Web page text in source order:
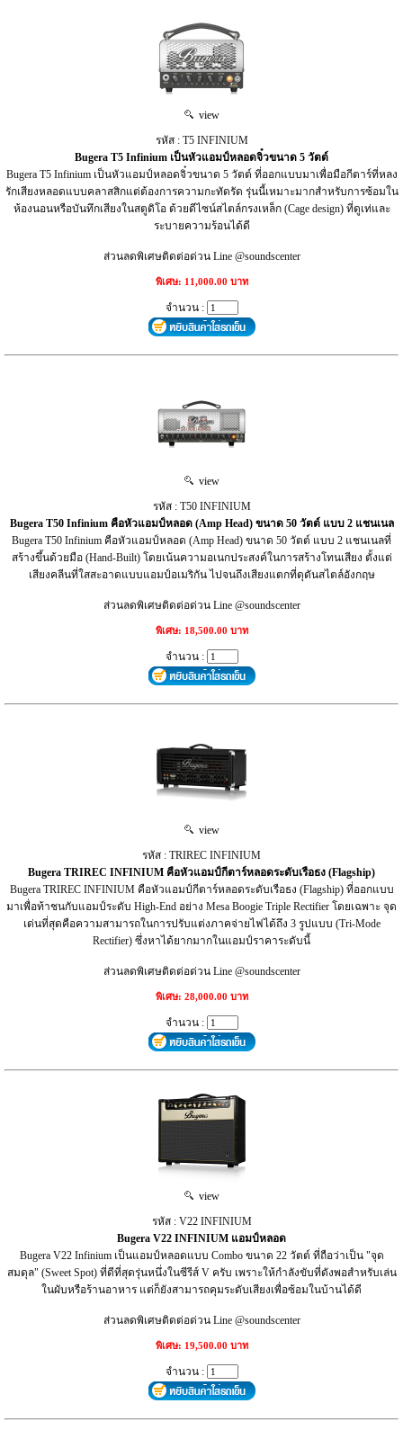
view
รหัส : T5 INFINIUM
Bugera T5 Infinium เป็นหัวแอมป์หลอดจิ๋วขนาด 5 วัตต์
Bugera T5 Infinium เป็นหัวแอมป์หลอดจิ๋วขนาด 5 วัตต์ ที่ออกแบบมาเพื่อมือกีตาร์ที่หลง
รักเสียงหลอดแบบคลาสสิกแต่ต้องการความกะทัดรัด รุ่นนี้เหมาะมากสำหรับการซ้อมใน
ห้องนอนหรือบันทึกเสียงในสตูดิโอ ด้วยดีไซน์สไตล์กรงเหล็ก (Cage design) ที่ดูเท่และ
ระบายความร้อนได้ดี
ส่วนลดพิเศษติดต่อด่วน Line @soundscenter
พิเศษ: 11,000.00 บาท
จำนวน :
view
รหัส : T50 INFINIUM
Bugera T50 Infinium คือหัวแอมป์หลอด (Amp Head) ขนาด 50 วัตต์ แบบ 2 แชนเนล
Bugera T50 Infinium คือหัวแอมป์หลอด (Amp Head) ขนาด 50 วัตต์ แบบ 2 แชนเนลที่
สร้างขึ้นด้วยมือ (Hand-Built) โดยเน้นความอเนกประสงค์ในการสร้างโทนเสียง ตั้งแต่
เสียงคลีนที่ใสสะอาดแบบแอมป์อเมริกัน ไปจนถึงเสียงแตกที่ดุดันสไตล์อังกฤษ
ส่วนลดพิเศษติดต่อด่วน Line @soundscenter
พิเศษ: 18,500.00 บาท
จำนวน :
view
รหัส : TRIREC INFINIUM
Bugera TRIREC INFINIUM คือหัวแอมป์กีตาร์หลอดระดับเรือธง (Flagship)
Bugera TRIREC INFINIUM คือหัวแอมป์กีตาร์หลอดระดับเรือธง (Flagship) ที่ออกแบบ
มาเพื่อท้าชนกับแอมป์ระดับ High-End อย่าง Mesa Boogie Triple Rectifier โดยเฉพาะ จุด
เด่นที่สุดคือความสามารถในการปรับแต่งภาคจ่ายไฟได้ถึง 3 รูปแบบ (Tri-Mode
Rectifier) ซึ่งหาได้ยากมากในแอมป์ราคาระดับนี้
ส่วนลดพิเศษติดต่อด่วน Line @soundscenter
พิเศษ: 28,000.00 บาท
จำนวน :
view
รหัส : V22 INFINIUM
Bugera V22 INFINIUM แอมป์หลอด
Bugera V22 Infinium เป็นแอมป์หลอดแบบ Combo ขนาด 22 วัตต์ ที่ถือว่าเป็น "จุด
สมดุล" (Sweet Spot) ที่ดีที่สุดรุ่นหนึ่งในซีรีส์ V ครับ เพราะให้กำลังขับที่ดังพอสำหรับเล่น
ในผับหรือร้านอาหาร แต่ก็ยังสามารถคุมระดับเสียงเพื่อซ้อมในบ้านได้ดี
ส่วนลดพิเศษติดต่อด่วน Line @soundscenter
พิเศษ: 19,500.00 บาท
จำนวน :